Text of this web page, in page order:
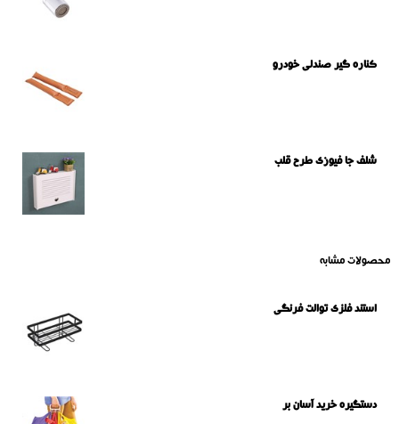
کناره گیر صندلی خودرو
شلف جا فیوزی طرح قلب
محصولات مشابه
استند فلزی توالت فرنگی
دستگیره خرید آسان بر